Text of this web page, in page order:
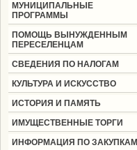
МУНИЦИПАЛЬНЫЕ
ПРОГРАММЫ
ПОМОЩЬ ВЫНУЖДЕННЫМ
ПЕРЕСЕЛЕНЦАМ
СВЕДЕНИЯ ПО НАЛОГАМ
КУЛЬТУРА И ИСКУССТВО
ИСТОРИЯ И ПАМЯТЬ
ИМУЩЕСТВЕННЫЕ ТОРГИ
ИНФОРМАЦИЯ ПО ЗАКУПКАМ